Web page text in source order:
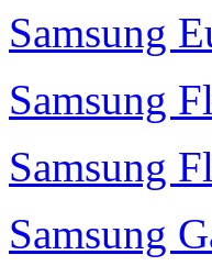
Samsung
Samsung
Samsung
Samsung